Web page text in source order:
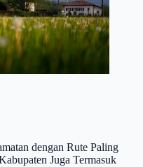
dengan Rute Paling
Juga Termasuk